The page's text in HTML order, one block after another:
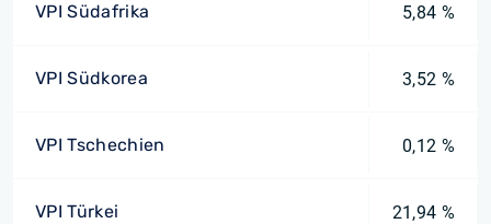
VPI Südafrika 5,84 %
VPI Südkorea 3,52 %
VPI Tschechien 0,12 %
VPI Türkei 21,94 %